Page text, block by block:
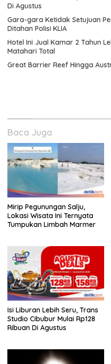
Di Agustus
Gara-gara Ketidak Setujuan
Ditahan Polisi KLIA
Hotel Ini Jual Kamar 2 Tahun
Matahari Total
Great Barrier Reef Hingga
Baca Juga
Mirip Pegunungan Salju,
Lokasi Wisata Ini Ternyata
Tumpukan Limbah Marmer
Isi Liburan Lebih Seru, Trans
Studio Cibubur Mulai Rp128
Ribuan Di Agustus